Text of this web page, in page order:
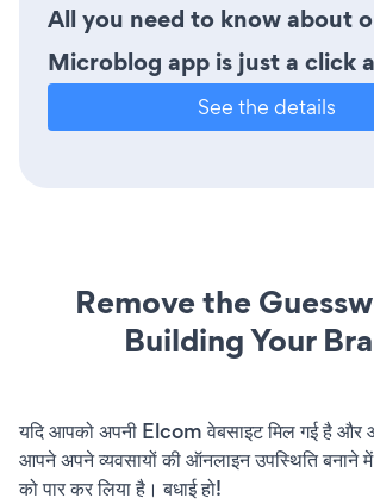
All you need to know about
Microblog app is just a click
See the details
Remove the
Building Your
यदि आपको अपनी Elcom वेबसाइट मिल गई है और
आपने अपने व्यवसायों की ऑनलाइन उपस्थिति बनाने में
को पार कर लिया है। बधाई हो!